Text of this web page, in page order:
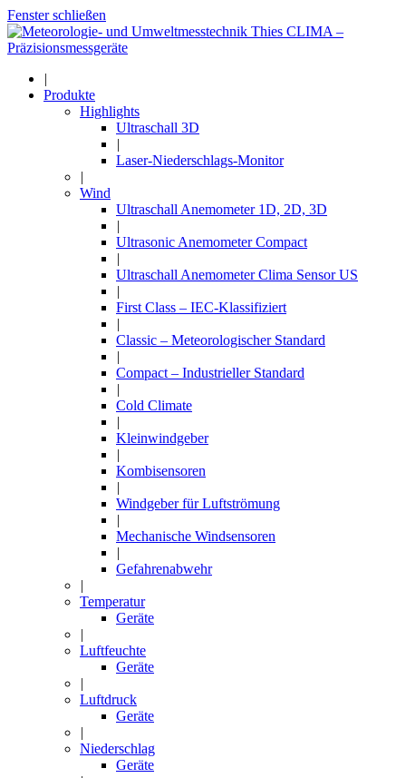
Fenster schließen
|
Produkte
Highlights
Ultraschall 3D
|
Laser-Niederschlags-Monitor
|
Wind
Ultraschall Anemometer 1D, 2D, 3D
|
Ultrasonic Anemometer Compact
|
Ultraschall Anemometer Clima Sensor US
|
First Class – IEC-Klassifiziert
|
Classic – Meteorologischer Standard
|
Compact – Industrieller Standard
|
Cold Climate
|
Kleinwindgeber
|
Kombisensoren
|
Windgeber für Luftströmung
|
Mechanische Windsensoren
|
Gefahrenabwehr
|
Temperatur
Geräte
|
Luftfeuchte
Geräte
|
Luftdruck
Geräte
|
Niederschlag
Geräte